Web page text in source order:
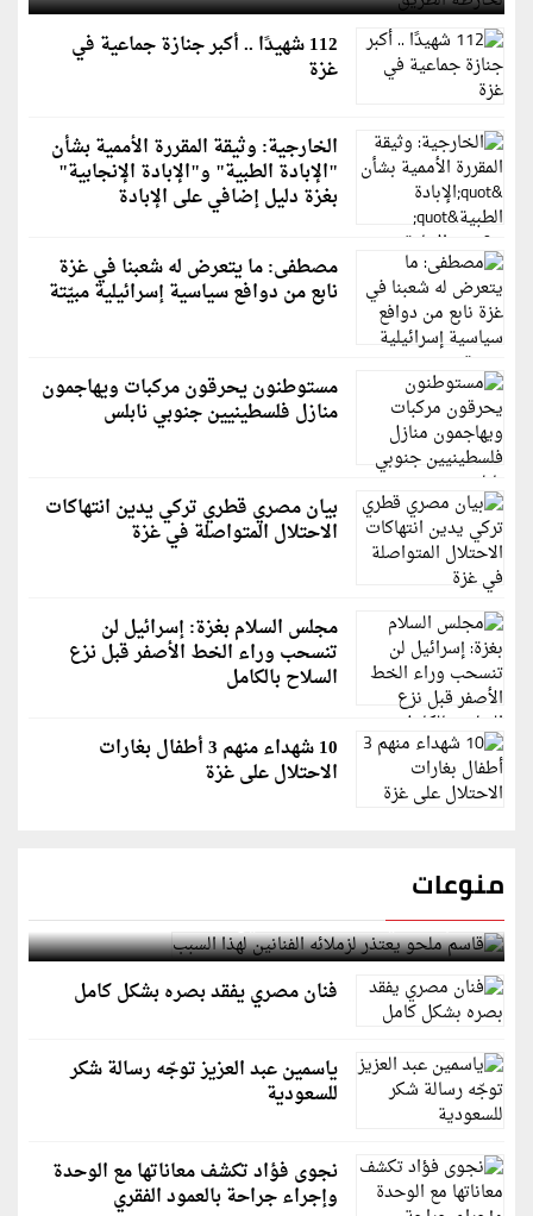
112 شهيدًا .. أكبر جنازة جماعية في
غزة
الخارجية: وثيقة المقررة الأممية بشأن
"الإبادة الطبية" و"الإبادة الإنجابية"
بغزة دليل إضافي على الإبادة
مصطفى: ما يتعرض له شعبنا في غزة
نابع من دوافع سياسية إسرائيلية مبيّتة
مستوطنون يحرقون مركبات ويهاجمون
منازل فلسطينيين جنوبي نابلس
بيان مصري قطري تركي يدين انتهاكات
الاحتلال المتواصلة في غزة
مجلس السلام بغزة: إسرائيل لن
تنسحب وراء الخط الأصفر قبل نزع
السلاح بالكامل
10 شهداء منهم 3 أطفال بغارات
الاحتلال على غزة
منوعات
قاسم ملحو يعتذر لزملائه الفنانين لهذا السبب
فنان مصري يفقد بصره بشكل كامل
ياسمين عبد العزيز توجّه رسالة شكر
للسعودية
نجوى فؤاد تكشف معاناتها مع الوحدة
وإجراء جراحة بالعمود الفقري